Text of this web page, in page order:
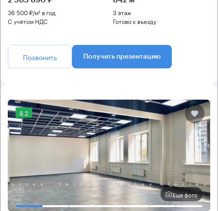
36 500 ₽/м² в год
С учётом НДС
3 этаж
Готово к въезду
Позвонить Получить презентацию
8.2
Еще фото